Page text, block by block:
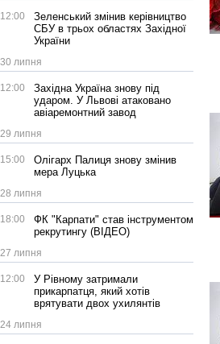
12:00
Зеленський змінив керівництво
СБУ в трьох областях Західної
України
30 липня
12:00
Західна Україна знову під
ударом. У Львові атаковано
авіаремонтний завод
29 липня
15:00
Олігарх Палиця знову змінив
мера Луцька
28 липня
18:00
ФК "Карпати" став інструментом
рекрутингу (ВІДЕО)
27 липня
12:00
У Рівному затримали
прикарпатця, який хотів
врятувати двох ухилянтів
24 липня